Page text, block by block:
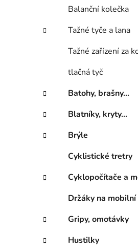
i
e
Balanční kolečka
Tažné tyče a lana
Tažné zařízení za
tlačná tyč
Batohy, brašny...
Blatníky, kryty...
Brýle
Cyklistické tretry
Cyklopočítače a
Držáky na
Gripy, omotávky
Hustilky